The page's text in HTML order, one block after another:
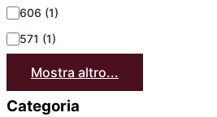
606 (1)
571 (1)
Mostra altro...
Categoria